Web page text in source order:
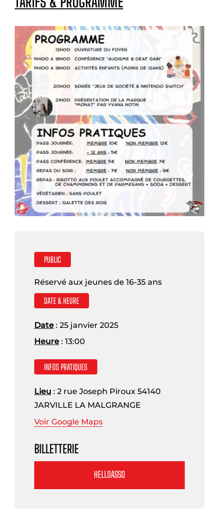
PUBLIC
Réservé aux jeunes de 16-35 ans
DATE & HEURE
Date: 25 janvier 2025
Heure: 13:00
INFOS PRATIQUES
Lieu : 2 rue Joseph Piroux 54140
JARVILLE LA MALGRANGE
Voir Google Maps
BILLETTERIE
HELLOASSO